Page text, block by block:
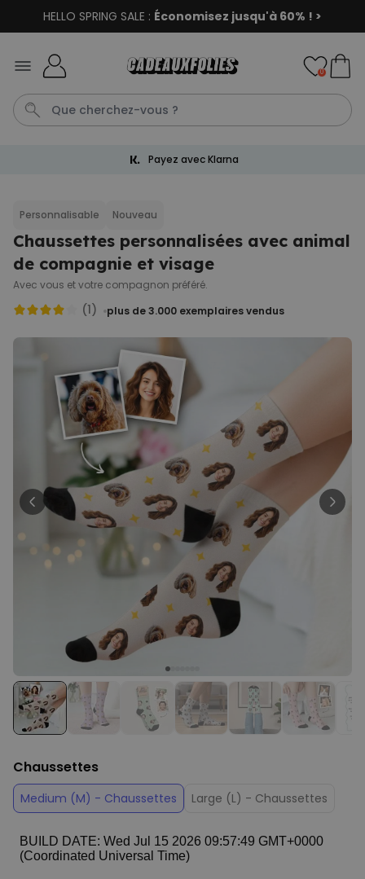
HELLO SPRING SALE : Économisez jusqu'à 60% ! >
Personnalisable
Sac personnalisé avec texte
et picto
34,99 €
Chaussettes personnalisées
visage
34,99 €
Personnalisable
Lampe LED personnalisée
avec cœur
plus de
exemplaires
39,98 €
Personnalisable
Coquetier personnalisé avec
visage - Lot de 2
Personnalisable
Jardinière personnalisée avec
couronne et texte
34,99 €
0
Payez avec Klarna
Personnalisable Nouveau
Chaussettes personnalisées avec animal
de compagnie et visage
Avec vous et votre compagnon préféré.
(1) plus de 3.000 exemplaires vendus
Chaussettes
Medium (M) - Chaussettes Large (L) - Chaussettes